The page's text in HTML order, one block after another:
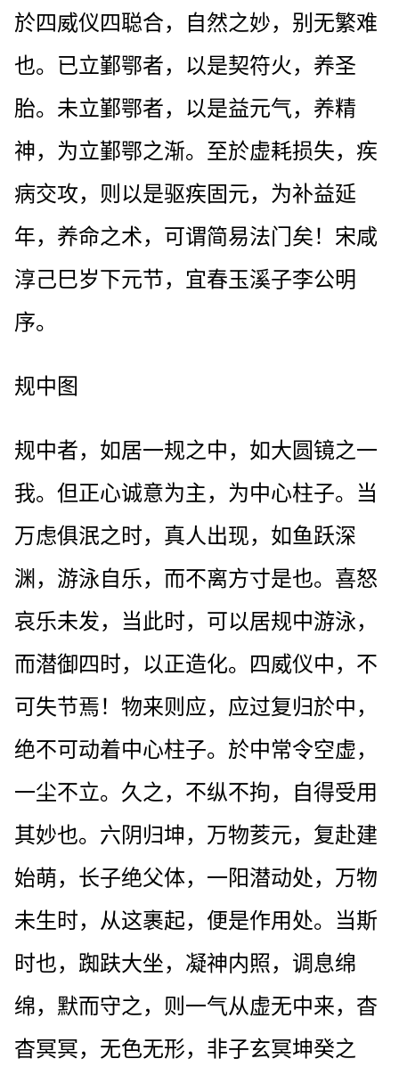
於四威仪四聪合，自然之妙，别无繁难
也。已立鄞鄂者，以是契符火，养圣
胎。未立鄞鄂者，以是益元气，养精
神，为立鄞鄂之渐。至於虚耗损失，疾
病交攻，则以是驱疾固元，为补益延
年，养命之术，可谓简易法门矣！宋咸
淳己巳岁下元节，宜春玉溪子李公明
序。
规中图
规中者，如居一规之中，如大圆镜之一
我。但正心诚意为主，为中心柱子。当
万虑俱泯之时，真人出现，如鱼跃深
渊，游泳自乐，而不离方寸是也。喜怒
哀乐未发，当此时，可以居规中游泳，
而潜御四时，以正造化。四威仪中，不
可失节焉！物来则应，应过复归於中，
绝不可动着中心柱子。於中常令空虚，
一尘不立。久之，不纵不拘，自得受用
其妙也。六阴归坤，万物荄元，复赴建
始萌，长子绝父体，一阳潜动处，万物
未生时，从这裹起，便是作用处。当斯
时也，踟趺大坐，凝神内照，调息绵
绵，默而守之，则一气从虚无中来，杳
杳冥冥，无色无形，非子玄冥坤癸之